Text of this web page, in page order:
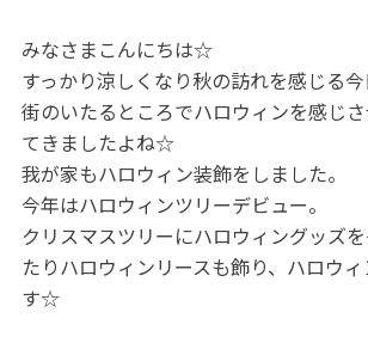
みなさまこんにちは☆
すっかり涼しくなり秋の訪れを感じる
街のいたるところでハロウィンを感じ
てきましたよね☆
我が家もハロウィン装飾をしました。
今年はハロウィンツリーデビュー。
クリスマスツリーにハロウィングッズ
たりハロウィンリースも飾り、ハロウ
す☆